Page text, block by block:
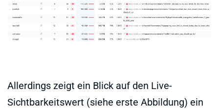
Allerdings zeigt ein Blick auf den Live-
Sichtbarkeitswert (siehe erste Abbildung) ein